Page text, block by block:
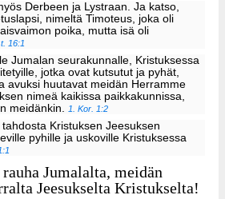
Derbeen ja Lystraan. Ja katso,
nimeltä Timoteus, joka oli
poika, mutta isä oli
16:1
Jumalan seurakunnalle, Kristuksessa
jotka ovat kutsutut ja pyhät,
avuksi huutavat meidän Herramme
nimeä kaikissa paikkakunnissa,
meidänkin.
1. Kor. 1:2
Kristuksen Jeesuksen
pyhille ja uskoville Kristuksessa
Jumalalta, meidän
Jeesukselta Kristukselta!